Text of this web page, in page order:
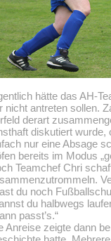
hätte das AH-
nicht antreten sollen.
derart
diskutiert wurde,
nur eine Absage
bereits im Modus
Teamchef Chri
du noch
du halbwegs
passt’s.“
Anreise zeigte dann